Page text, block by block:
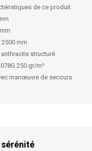
de ce produit.
2500 mm
structuré
250 gr/m²
manœuvre de secours